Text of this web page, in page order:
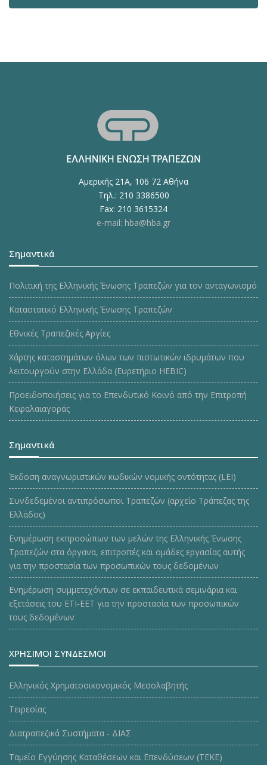
Αμερικής 21Α, 106 72 Αθήνα
Τηλ.: 210 3386500
Fax: 210 3615324
e-mail: hba@hba.gr
Σημαντικά
Πολιτική της Ελληνικής Ένωσης Τραπεζών για τον ανταγωνισμό
Καταστατικό Ελληνικής Ένωσης Τραπεζών
Εθνικές Τραπεζικές Αργίες
Χάρτης καταστημάτων όλων των πιστωτικών ιδρυμάτων που
λειτουργούν στην Ελλάδα (Ευρετήριο HEBIC)
Προειδοποιήσεις για το Επενδυτικό Κοινό από την Επιτροπή
Κεφαλαιαγοράς
Σημαντικά
Έκδοση αναγνωριστικών κωδικών νομικής οντότητας (LEI)
Συνδεδεμένοι αντιπρόσωποι Τραπεζών (αρχείο Τράπεζας της
Ελλάδος)
Ενημέρωση εκπροσώπων των μελών της Ελληνικής Ένωσης
Τραπεζών στα όργανα, επιτροπές και ομάδες εργασίας αυτής
για την προστασία των προσωπικών τους δεδομένων
Ενημέρωση συμμετεχόντων σε εκπαιδευτικά σεμινάρια και
εξετάσεις του ΕΤΙ-ΕΕΤ για την προστασία των προσωπικών
τους δεδομένων
ΧΡΗΣΙΜΟΙ ΣΥΝΔΕΣΜΟΙ
Ελληνικός Χρηματοοικονομικός Μεσολαβητής
Τειρεσίας
Διατραπεζικά Συστήματα - ΔΙΑΣ
Ταμείο Εγγύησης Καταθέσεων και Επενδύσεων (ΤΕΚE)